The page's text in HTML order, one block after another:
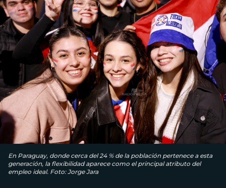
En Paraguay, donde cerca del 24 % de la población pertenece a esta
generación, la flexibilidad aparece como el principal atributo del
empleo ideal. Foto: Jorge Jara